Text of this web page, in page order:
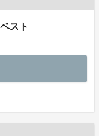
スト